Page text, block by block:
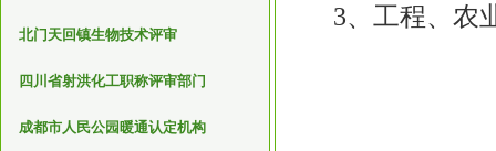
北门天回镇生物技术评审
四川省射洪化工职称评审部门
成都市人民公园暖通认定机构
3、工程、农业